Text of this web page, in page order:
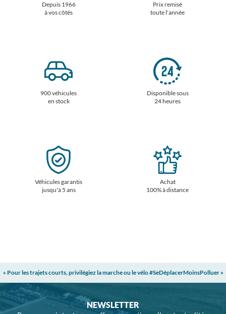
Depuis 1966
à vos côtés
Prix remisé
toute l'année
900 véhicules
en stock
Disponible sous
24 heures
Véhicules garantis
jusqu'à 5 ans
Achat
100% à distance
« Pour les trajets courts, privilégiez la marche ou le vélo #SeDéplacerMoinsPolluer »
NEWSLETTER